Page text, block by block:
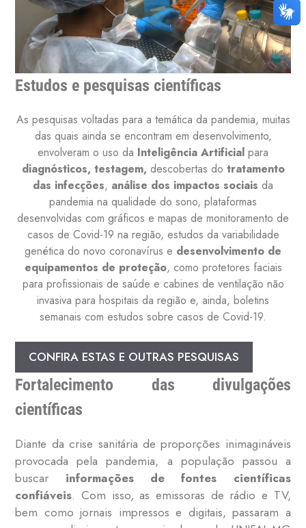
Estudos e pesquisas científicas
As pesquisas voltadas para a temática da pandemia, muitas
das quais ainda se encontram em desenvolvimento,
envolveram o uso da Inteligência Artificial para
diagnósticos, testagem, descobertas do tratamento
das infecções, análise dos impactos sociais da
pandemia na qualidade do sono, plataformas
desenvolvidas com gráficos e mapas de monitoramento de
casos de Covid-19 na região, estudos da variabilidade
genética do novo coronavírus e desenvolvimento de
equipamentos de proteção, como protetores faciais
para profissionais de saúde e cabines de ventilação não
invasiva para hospitais da região e, ainda, boletins
semanais com estudos sobre casos de Covid-19.
CONFIRA ESTAS E OUTRAS PESQUISAS
Fortalecimento das divulgações
científicas
Diante da crise sanitária de proporções inimagináveis
provocada pela pandemia, a população passou a
buscar informações de fontes científicas
confiáveis. Com isso, as emissoras de rádio e TV,
bem como jornais impressos e digitais, passaram a